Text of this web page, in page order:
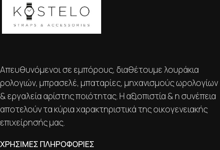
Απευθυνόμενοι σε εμπόρους, διαθέτουμε λουράκια
ρολογιών, μπρασελέ, μπαταρίες, μηχανισμούς ωρολογίων
& εργαλεία αρίστης ποιότητας. Η αξιοπιστία & η συνέπεια
αποτελούν τα κύρια χαρακτηριστικά της οικογενειακής
επιχείρησής μας.
ΧΡΗΣΙΜΕΣ ΠΛΗΡΟΦΟΡΙΕΣ